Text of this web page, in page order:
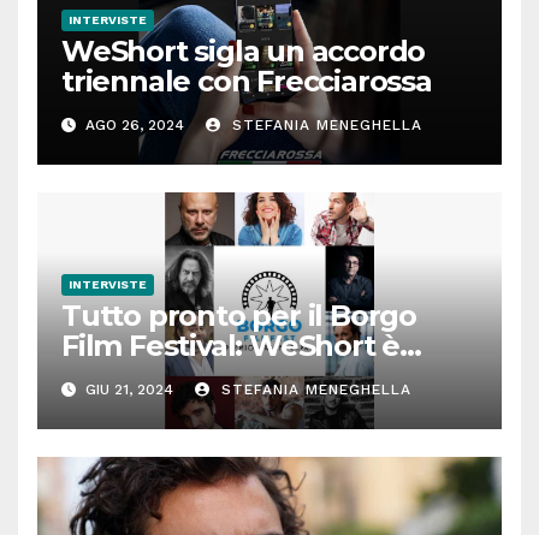
INTERVISTE
WeShort sigla un accordo
triennale con Frecciarossa
AGO 26, 2024 STEFANIA MENEGHELLA
INTERVISTE
Tutto pronto per il Borgo
Film Festival: WeShort è
partner della prima edizione
GIU 21, 2024 STEFANIA MENEGHELLA